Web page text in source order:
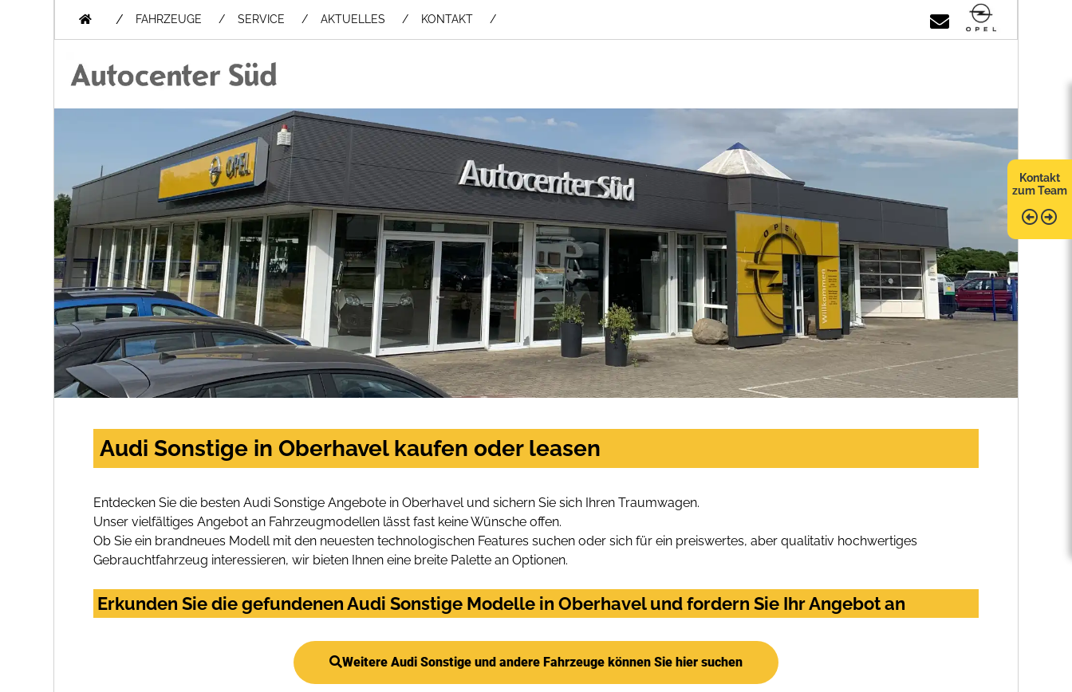
/ FAHRZEUGE SERVICE AKTUELLES KONTAKT
Kontakt
zum Team
Audi Sonstige in Oberhavel kaufen oder leasen
Entdecken Sie die besten Audi Sonstige Angebote in Oberhavel und sichern Sie sich Ihren Traumwagen.
Unser vielfältiges Angebot an Fahrzeugmodellen lässt fast keine Wünsche offen.
Ob Sie ein brandneues Modell mit den neuesten technologischen Features suchen oder sich für ein preiswertes, aber qualitativ hochwertiges
Gebrauchtfahrzeug interessieren, wir bieten Ihnen eine breite Palette an Optionen.
Erkunden Sie die gefundenen Audi Sonstige Modelle in Oberhavel und fordern Sie Ihr Angebot an
Weitere Audi Sonstige und andere Fahrzeuge können Sie hier suchen